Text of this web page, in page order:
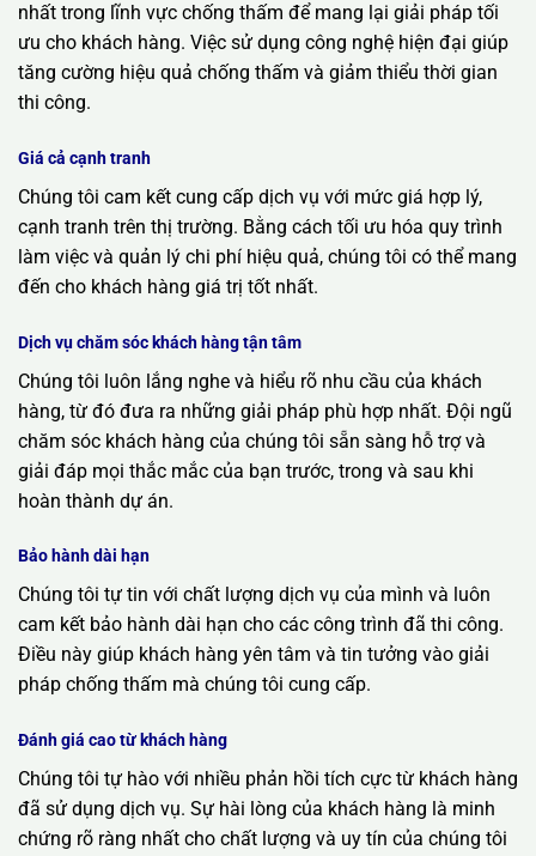
nhất trong lĩnh vực chống thấm để mang lại giải pháp tối
ưu cho khách hàng. Việc sử dụng công nghệ hiện đại giúp
tăng cường hiệu quả chống thấm và giảm thiểu thời gian
thi công.
Giá cả cạnh tranh
Chúng tôi cam kết cung cấp dịch vụ với mức giá hợp lý,
cạnh tranh trên thị trường. Bằng cách tối ưu hóa quy trình
làm việc và quản lý chi phí hiệu quả, chúng tôi có thể mang
đến cho khách hàng giá trị tốt nhất.
Dịch vụ chăm sóc khách hàng tận tâm
Chúng tôi luôn lắng nghe và hiểu rõ nhu cầu của khách
hàng, từ đó đưa ra những giải pháp phù hợp nhất. Đội ngũ
chăm sóc khách hàng của chúng tôi sẵn sàng hỗ trợ và
giải đáp mọi thắc mắc của bạn trước, trong và sau khi
hoàn thành dự án.
Bảo hành dài hạn
Chúng tôi tự tin với chất lượng dịch vụ của mình và luôn
cam kết bảo hành dài hạn cho các công trình đã thi công.
Điều này giúp khách hàng yên tâm và tin tưởng vào giải
pháp chống thấm mà chúng tôi cung cấp.
Đánh giá cao từ khách hàng
Chúng tôi tự hào với nhiều phản hồi tích cực từ khách hàng
đã sử dụng dịch vụ. Sự hài lòng của khách hàng là minh
chứng rõ ràng nhất cho chất lượng và uy tín của chúng tôi